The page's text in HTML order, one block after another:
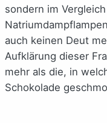
sondern im
auch keinen Deut
Aufklärung dieser
mehr als die, in
Schokolade